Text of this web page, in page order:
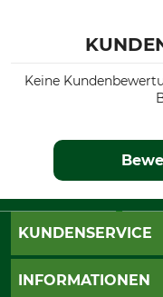
Keine
KUNDENSERVICE
Live-Shopping
INFORMATIONEN